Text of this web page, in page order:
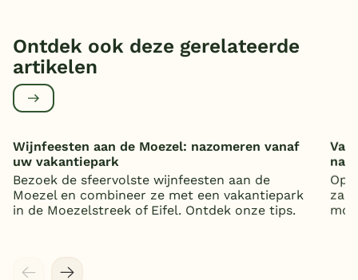
Ontdek ook deze gerelateerde
artikelen
Wijnfeesten aan de Moezel: nazomeren vanaf
uw vakantiepark
Bezoek de sfeervolste wijnfeesten aan de
Moezel en combineer ze met een vakantiepark
in de Moezelstreek of Eifel. Ontdek onze tips.
Op